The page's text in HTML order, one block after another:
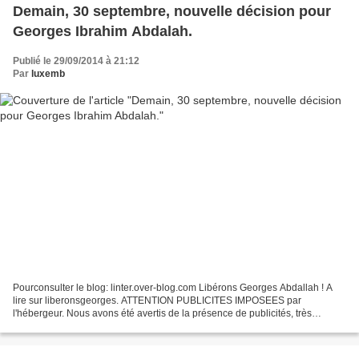
Demain, 30 septembre, nouvelle décision pour
Georges Ibrahim Abdalah.
Publié le 29/09/2014 à 21:12
Par luxemb
Pourconsulter le blog: linter.over-blog.com Libérons Georges Abdallah ! A
lire sur liberonsgeorges. ATTENTION PUBLICITES IMPOSEES par
l'hébergeur. Nous avons été avertis de la présence de publicités, très